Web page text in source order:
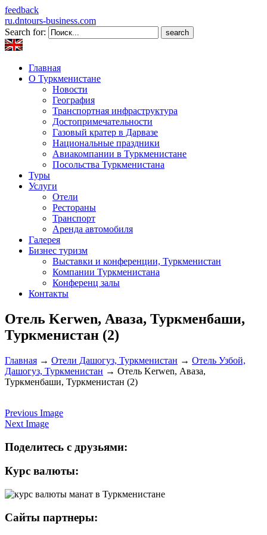
feedback
ru.dntours-business.com
Search for:
Главная
О Туркменистане
Новости
География
Транспортная инфраструктура
Достопримечательности
Газовый кратер в Дарвазе
Национальные праздники
Авиакомпании в Туркменистане
Посольства Туркменистана
Туры
Услуги
Отели
Рестораны
Транспорт
Аренда автомобиля
Галерея
Бизнес туризм
Выставки и конференции, Туркменистан
Компании Туркменистана
Конференц залы
Контакты
Отель Kerwen, Аваза, Туркменбаши,
Туркменистан (2)
Главная → Отели Дашогуз, Туркменистан → Отель Узбой,
Дашогуз, Туркменистан → Отель Kerwen, Аваза,
Туркменбаши, Туркменистан (2)
Previous Image
Next Image
Поделитесь с друзьями:
Курс валюты:
Сайты партнеры: